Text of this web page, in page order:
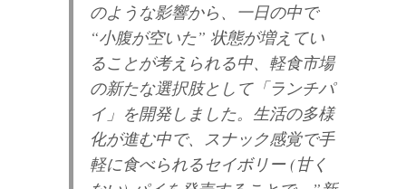
のような影響から、一日の中で
“小腹が空いた” 状態が増えてい
ることが考えられる中、軽食市場
の新たな選択肢として「ランチパ
イ」を開発しました。生活の多様
化が進む中で、スナック感覚で手
軽に食べられるセイボリー (甘く